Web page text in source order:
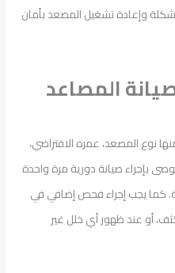
وإعادة تشغيل المصعد بأمان
المصاعد
نوع المصعد، عمره الافتراضي،
بإجراء صيانة دورية مرة واحدة
كما يجب إجراء فحص إضافي في
أو عند ظهور أي خلل غير